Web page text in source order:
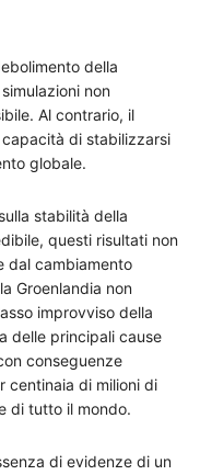
della
non
Al contrario, il
di stabilizzarsi
globale.
stabilità della
questi risultati non
dal cambiamento
Groenlandia non
improvviso della
delle principali cause
conseguenze
centinaia di milioni di
di tutto il mondo.
di evidenze di un